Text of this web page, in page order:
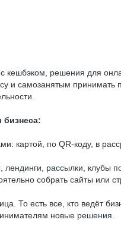
кешбэком, решения для
и самозанятым
бизнеса:
картой, по QR-коду, в
рассылки, клубы
собрать сайты или
То есть все, кто ведёт
новые решения.